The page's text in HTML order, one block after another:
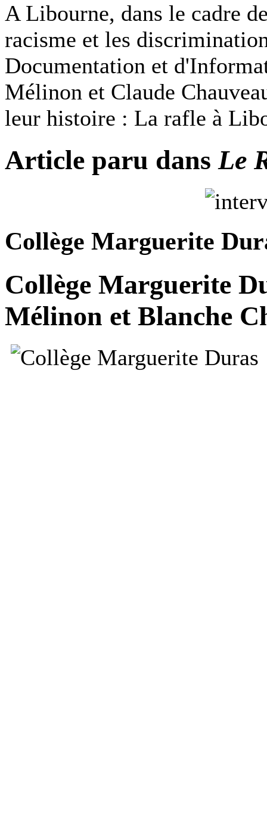
A Libourne, dans le cadre
racisme et les
Documentation et
Mélinon et Claude
leur histoire : La rafle à
Article paru dans Le
Collège Marguerite
Collège Marguerite
Mélinon et Blanche